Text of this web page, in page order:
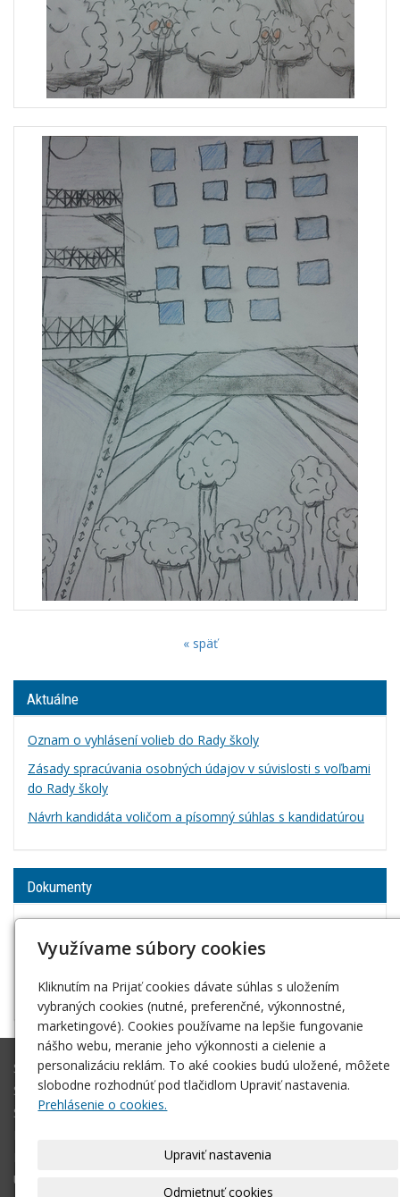
« späť
Aktuálne
Oznam o vyhlásení volieb do Rady školy
Zásady spracúvania osobných údajov v súvislosti s voľbami
do Rady školy
Návrh kandidáta voličom a písomný súhlas s kandidatúrou
Dokumenty
DODATOK č. 1 k Školskému poriadku
a zákonných zástupcov
Škola
Študijné odbory
Školné
Úvodná stránka
Využívame súbory cookies
Kliknutím na Prijať cookies dávate súhlas s uložením
vybraných cookies (nutné, preferenčné, výkonnostné,
marketingové). Cookies používame na lepšie fungovanie
nášho webu, meranie jeho výkonnosti a cielenie a
personalizáciu reklám. To aké cookies budú uložené, môžete
slobodne rozhodnúť pod tlačidlom Upraviť nastavenia.
Prehlásenie o cookies.
Upraviť nastavenia
Odmietnuť cookies